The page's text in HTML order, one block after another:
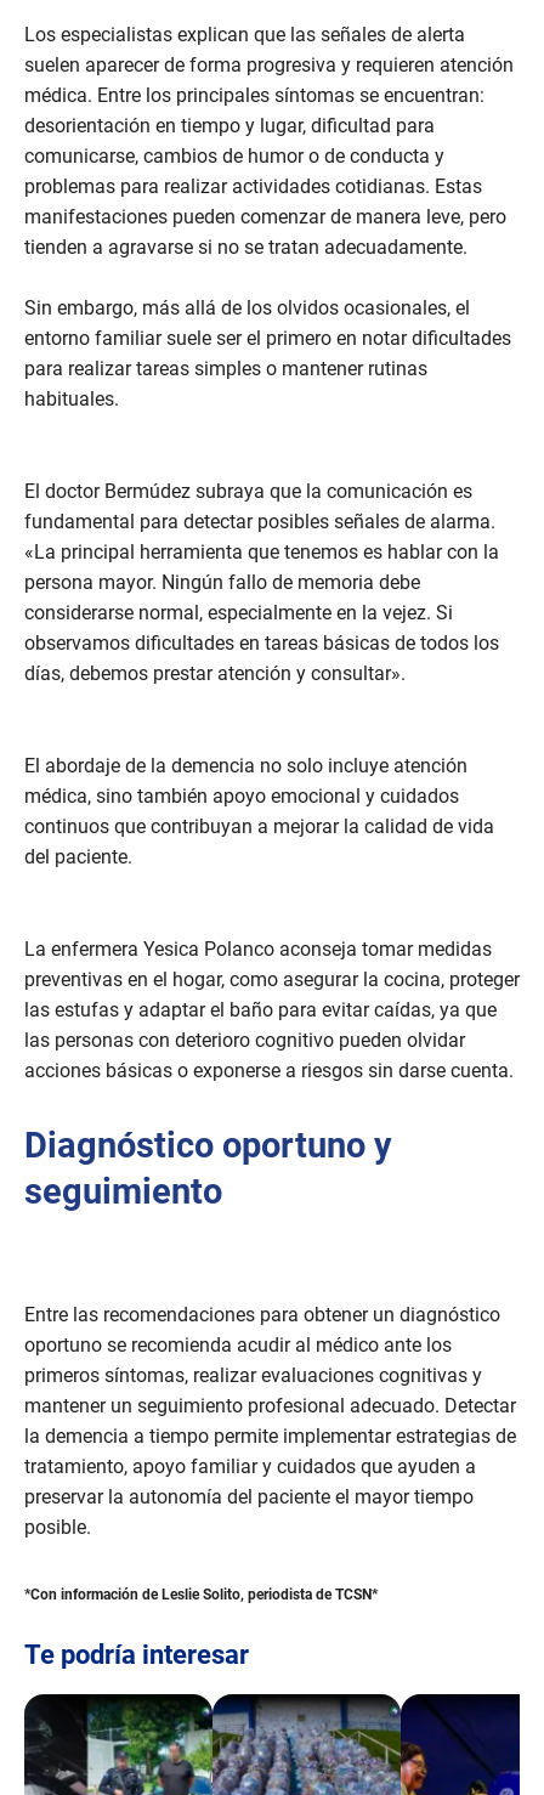
Los especialistas explican que las señales de alerta
suelen aparecer de forma progresiva y requieren atención
médica. Entre los principales síntomas se encuentran:
desorientación en tiempo y lugar, dificultad para
comunicarse, cambios de humor o de conducta y
problemas para realizar actividades cotidianas. Estas
manifestaciones pueden comenzar de manera leve, pero
tienden a agravarse si no se tratan adecuadamente.
Sin embargo, más allá de los olvidos ocasionales, el
entorno familiar suele ser el primero en notar dificultades
para realizar tareas simples o mantener rutinas
habituales.
El doctor Bermúdez subraya que la comunicación es
fundamental para detectar posibles señales de alarma.
«La principal herramienta que tenemos es hablar con la
persona mayor. Ningún fallo de memoria debe
considerarse normal, especialmente en la vejez. Si
observamos dificultades en tareas básicas de todos los
días, debemos prestar atención y consultar».
El abordaje de la demencia no solo incluye atención
médica, sino también apoyo emocional y cuidados
continuos que contribuyan a mejorar la calidad de vida
del paciente.
La enfermera Yesica Polanco aconseja tomar medidas
preventivas en el hogar, como asegurar la cocina, proteger
las estufas y adaptar el baño para evitar caídas, ya que
las personas con deterioro cognitivo pueden olvidar
acciones básicas o exponerse a riesgos sin darse cuenta.
Diagnóstico oportuno y
seguimiento
Entre las recomendaciones para obtener un diagnóstico
oportuno se recomienda acudir al médico ante los
primeros síntomas, realizar evaluaciones cognitivas y
mantener un seguimiento profesional adecuado. Detectar
la demencia a tiempo permite implementar estrategias de
tratamiento, apoyo familiar y cuidados que ayuden a
preservar la autonomía del paciente el mayor tiempo
posible.
*Con información de Leslie Solito, periodista de TCSN*
Te podría interesar